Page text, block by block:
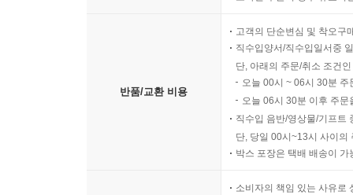
반품/교환 비용
고객의 단순변심 및 착오구
직수입양서/직수입일서중
단, 아래의 주문/취소 조건
오늘 00시 ~ 06시 30분
오늘 06시 30분 이후 주
직수입 음반/영상물/기프트
단, 당일 00시~13시 사이의
박스 포장은 택배 배송이
소비자의 책임 있는 사유로